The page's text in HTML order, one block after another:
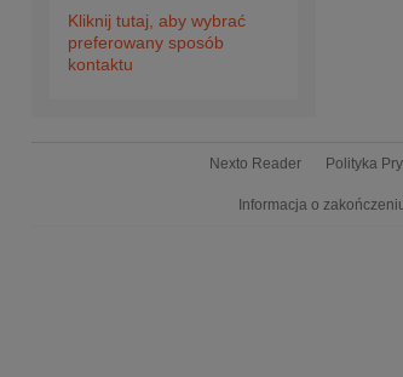
Kliknij tutaj, aby wybrać
preferowany sposób
kontaktu
Nexto Reader Polityka
Informacja o